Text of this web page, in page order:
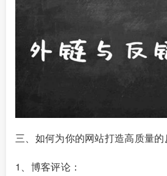
三、如何为你的网站打造高质量
1、博客评论：